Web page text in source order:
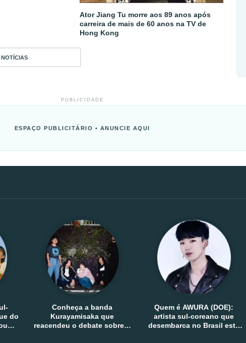
Ator Jiang Tu morre aos 89 anos após
carreira de mais de 60 anos na TV de
Hong Kong
PUBLICIDADE
ESPAÇO PUBLICITÁRIO • ANUNCIE AQUI
do
Conheça a banda
Kurayamisaka que
reacendeu o debate sobre o
Quem é AWURA (DOE):
artista sul-coreano que
desembarca no Brasil esta